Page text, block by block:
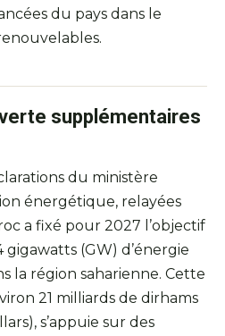
du pays dans le
verte supplémentaires
du ministère
énergétique, relayées
a fixé pour 2027 l’objectif
gigawatts (GW) d’énergie
la région saharienne. Cette
21 milliards de dirhams
s’appuie sur des